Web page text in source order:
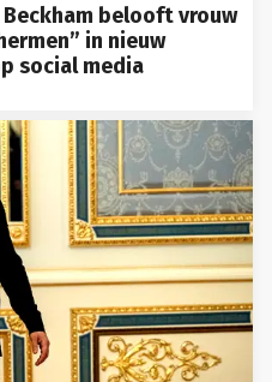
belooft vrouw
in nieuw
social media